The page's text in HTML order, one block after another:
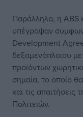
Παράλληλα, η ABS
υπέγραψαν
Development
δεξαμενόπλοιου
προϊόντων
σημαία, το οποίο
και τις
Πολιτειών.